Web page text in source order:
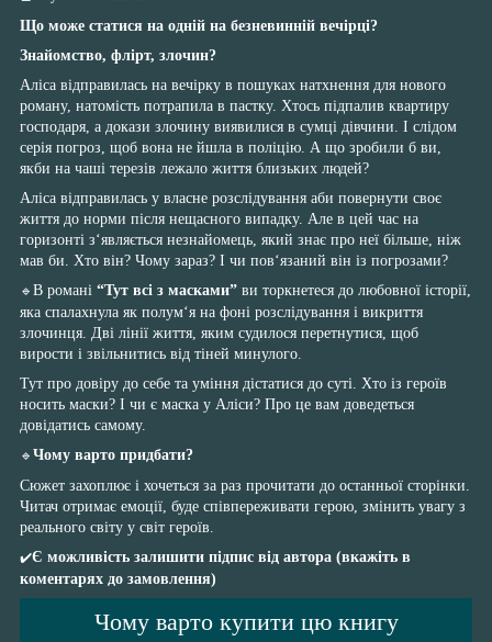
Що може статися на одній на безневинній вечірці?
Знайомство, флірт, злочин?
Аліса відправилась на вечірку в пошуках натхнення для нового
роману, натомість потрапила в пастку. Хтось підпалив квартиру
господаря, а докази злочину виявилися в сумці дівчини. І слідом
серія погроз, щоб вона не йшла в поліцію. А що зробили б ви,
якби на чаші терезів лежало життя близьких людей?
Аліса відправилась у власне розслідування аби повернути своє
життя до норми після нещасного випадку. Але в цей час на
горизонті з‘являється незнайомець, який знає про неї більше, ніж
мав би. Хто він? Чому зараз? І чи пов‘язаний він із погрозами?
🔹 В романі “Тут всі з масками” ви торкнетеся до любовної історії,
яка спалахнула як полум‘я на фоні розслідування і викриття
злочинця. Дві лінії життя, яким судилося перетнутися, щоб
вирости і звільнитись від тіней минулого.
Тут про довіру до себе та уміння дістатися до суті. Хто із героїв
носить маски? І чи є маска у Аліси? Про це вам доведеться
довідатись самому.
🔹 Чому варто придбати?
Сюжет захоплює і хочеться за раз прочитати до останньої сторінки.
Читач отримає емоції, буде співпереживати герою, змінить увагу з
реального світу у світ героїв.
✔️Є можливість залишити підпис від автора (вкажіть в
коментарях до замовлення)
Чому варто купити цю книгу